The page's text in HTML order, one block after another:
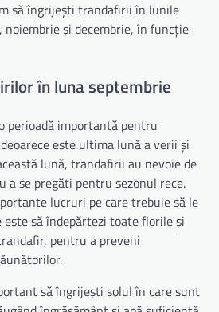
să îngrijești trandafirii în lunile
și decembrie, în funcție
în luna septembrie
perioadă importantă pentru
este ultima lună a verii și
lună, trandafirii au nevoie de
a se pregăti pentru sezonul rece.
lucruri pe care trebuie să le
să îndepărtezi toate florile și
pentru a preveni
să îngrijești solul în care sunt